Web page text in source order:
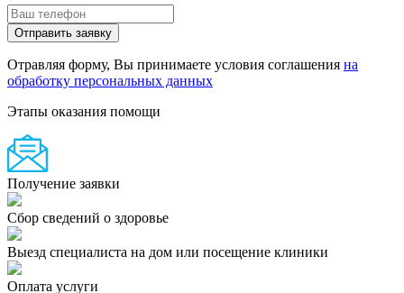
Отправить заявку
Отравляя форму, Вы принимаете условия соглашения на
обработку персональных данных
Этапы оказания помощи
Получение заявки
Сбор сведений о здоровье
Выезд специалиста на дом или посещение клиники
Оплата услуги